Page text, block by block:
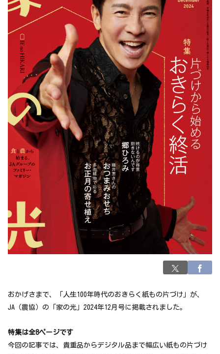
おかげさまで、「人生100年時代のおきらく紙もの片づけ」が、
JA（農協）の「家の光」2024年12月号に掲載されました。
特集は全8ページです
今回の記事では、貴重品からデジタル品まで幅広い紙もの片づけ